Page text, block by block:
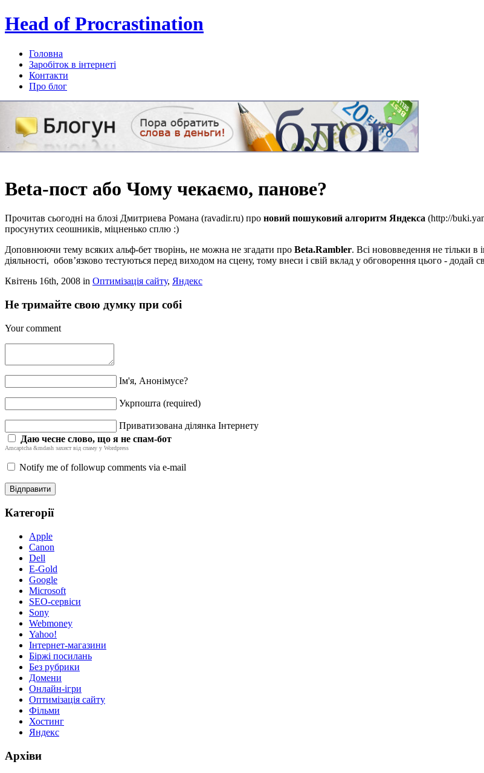
Head of Procrastination
Головна
Заробіток в інтернеті
Контакти
Про блог
Beta-пост або Чому чекаємо, панове?
Прочитав сьогодні на блозі Дмитриева Романа (ravadir.ru) про новий пошуковий алгоритм Яндекса (http://
просунутих сеошників, міцненько сплю :)
Доповнюючи тему всяких альф-бет творінь, не можна не згадати про Beta.Rambler. Всі нововведення не тільки в
діяльності, обов’язково тестуються перед виходом на сцену, тому внеси і свій вклад у обговорення цього - додай
Квітень 16th, 2008 in Оптимізація сайту, Яндекс
Не тримайте свою думку при собі
Your comment
Ім'я, Анонімусе?
Укрпошта (required)
Приватизована ділянка Інтернету
Даю чесне слово, що я не спам-бот
Amcaptcha &mdash захист від спаму у Wordpress
Notify me of followup comments via e-mail
Категорії
Apple
Canon
Dell
E-Gold
Google
Microsoft
SEO-сервіси
Sony
Webmoney
Yahoo!
Інтернет-магазини
Біржі посилань
Без рубрики
Домени
Онлайн-ігри
Оптимізація сайту
Фільми
Хостинг
Яндекс
Архіви